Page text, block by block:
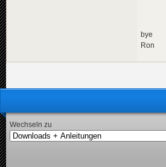
bye
Ron
Wechseln zu